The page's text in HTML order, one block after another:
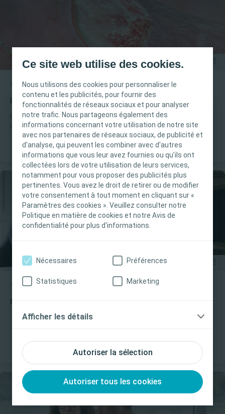
Ce site web utilise des cookies.
Nous utilisons des cookies pour personnaliser le
contenu et les publicités, pour fournir des
fonctionnalités de réseaux sociaux et pour analyser
notre trafic. Nous partageons également des
informations concernant votre utilisation de notre site
avec nos partenaires de réseaux sociaux, de publicité et
d'analyse, qui peuvent les combiner avec d'autres
informations que vous leur avez fournies ou qu'ils ont
collectées lors de votre utilisation de leurs services,
notamment pour vous proposer des publicités plus
pertinentes. Vous avez le droit de retirer ou de modifier
votre consentement à tout moment en cliquant sur «
Paramètres des cookies ». Veuillez consulter notre
Politique en matière de cookies et notre Avis de
confidentialité pour plus d'informations.
Autoriser la sélection
Autoriser tous les cookies
Nécessaires Préférences
Statistiques Marketing
Afficher les détails
INFORMATION IMPORTANTE
Ce site est destiné uniquement aux
professionnels de santé français tels que définis
dans le Code de la santé publique français. Le
contenu du site est destiné à l’information et
l’éducation et peut ne pas être adapté à toutes
les juridictions. Coloplast ne fournit pas de
conseils médicaux. Le professionnel de santé est
seul responsable du choix du traitement pour les
les instructions d'utilisation, contre-indications,
consulter le mode d'emploi (IFU) du produit avant
Je suis un Professionnel de santé
Soin des plaies Article
Le rôle de l'espace mort dans la cicatrisation
L’espace mort (espace entre le lit de la plaie et le pansement)
impacte la cicatrisation. Découvrez avec précision ce qu'est
l'espace mort et quel est son rôle.
Soin des plaies Article
Évaluation et prise en charge des plaies